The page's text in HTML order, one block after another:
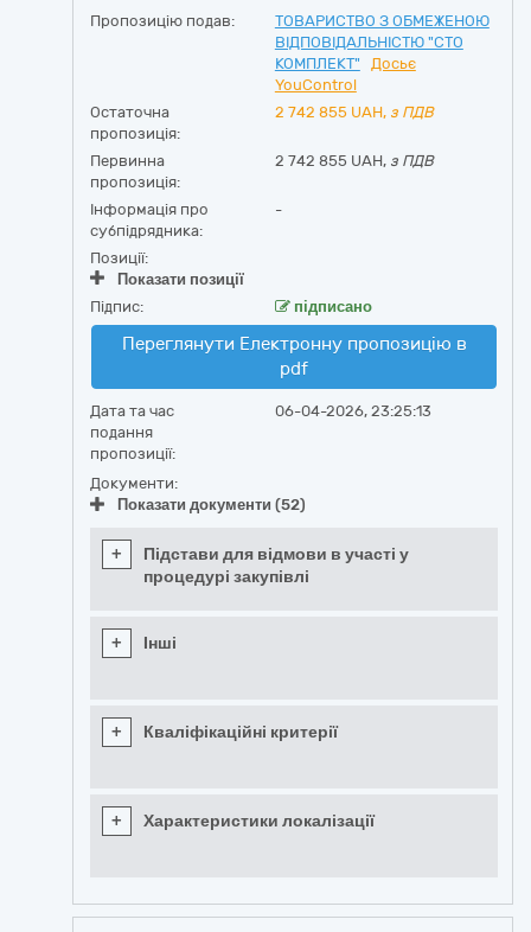
Пропозицію подав:
ТОВАРИСТВО З ОБМЕЖЕНОЮ
ВІДПОВІДАЛЬНІСТЮ "СТО
КОМПЛЕКТ"
Досьє
YouControl
Остаточна
пропозиція:
2 742 855 UAH, з ПДВ
Первинна
пропозиція:
2 742 855 UAH, з ПДВ
Інформація про
субпідрядника:
-
Позиції:
Показати позиції
Підпис:
підписано
Переглянути Електронну пропозицію в
pdf
Дата та час
подання
пропозиції:
06-04-2026, 23:25:13
Документи:
Показати документи (52)
+
Підстави для відмови в участі у
процедурі закупівлі
+ Інші
+ Кваліфікаційні критерії
+ Характеристики локалізації